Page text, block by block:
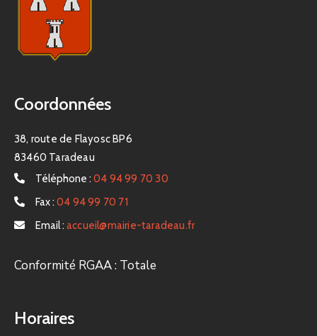
Coordonnées
38, route de Flayosc BP6
83460 Taradeau
Téléphone : 04 94 99 70 30
Fax : 04 94 99 70 71
Email : accueil@mairie-taradeau.fr
Conformité RGAA : Totale
Horaires